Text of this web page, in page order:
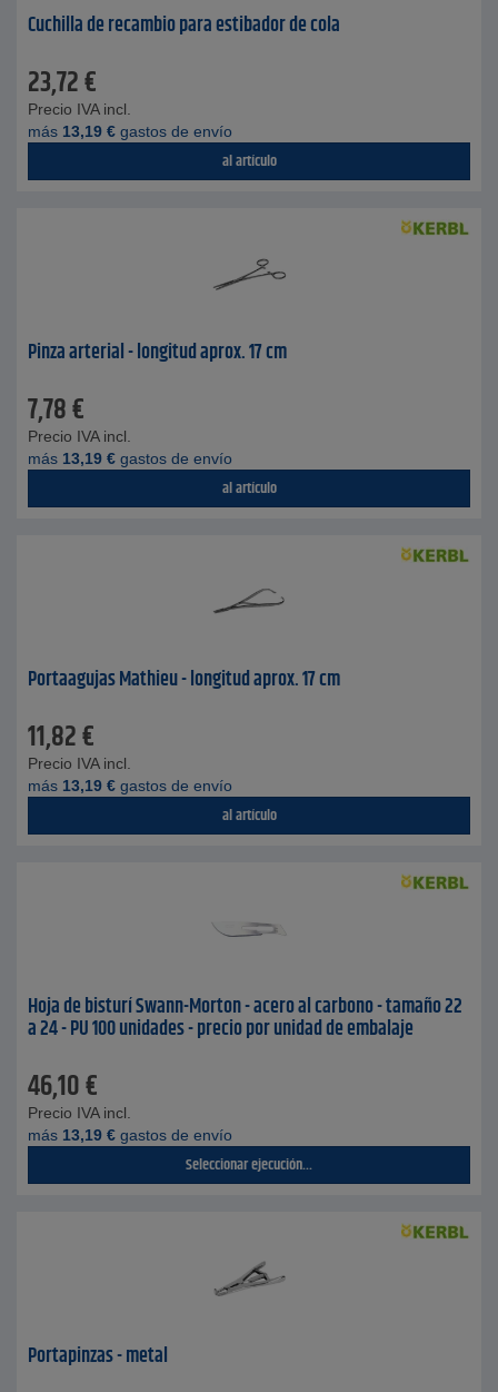
Cuchilla de recambio para estibador de cola
23,72€
Precio IVA incl.
más 13,19 € gastos de envío
al artículo
Pinza arterial - longitud aprox. 17 cm
7,78€
Precio IVA incl.
más 13,19 € gastos de envío
al artículo
Portaagujas Mathieu - longitud aprox. 17 cm
11,82€
Precio IVA incl.
más 13,19 € gastos de envío
al artículo
Hoja de bisturí Swann-Morton - acero al carbono - tamaño 22
a 24 - PU 100 unidades - precio por unidad de embalaje
46,10€
Precio IVA incl.
más 13,19 € gastos de envío
Seleccionar ejecución...
Portapinzas - metal